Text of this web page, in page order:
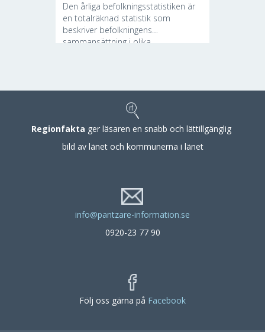
Den årliga befolkningsstatistiken är
en totalräknad statistik som
beskriver befolkningens
sammansättning i olika...
Regionfakta ger läsaren en snabb och lättillgänglig
bild av länet och kommunerna i länet
info@pantzare-information.se
0920-23 77 90
Följ oss gärna på Facebook